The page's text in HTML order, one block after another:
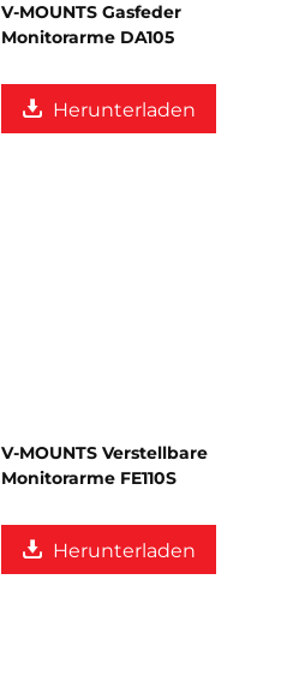
V-MOUNTS Gasfeder
Monitorarme DA105
Herunterladen
V-MOUNTS Verstellbare
Monitorarme FE110S
Herunterladen